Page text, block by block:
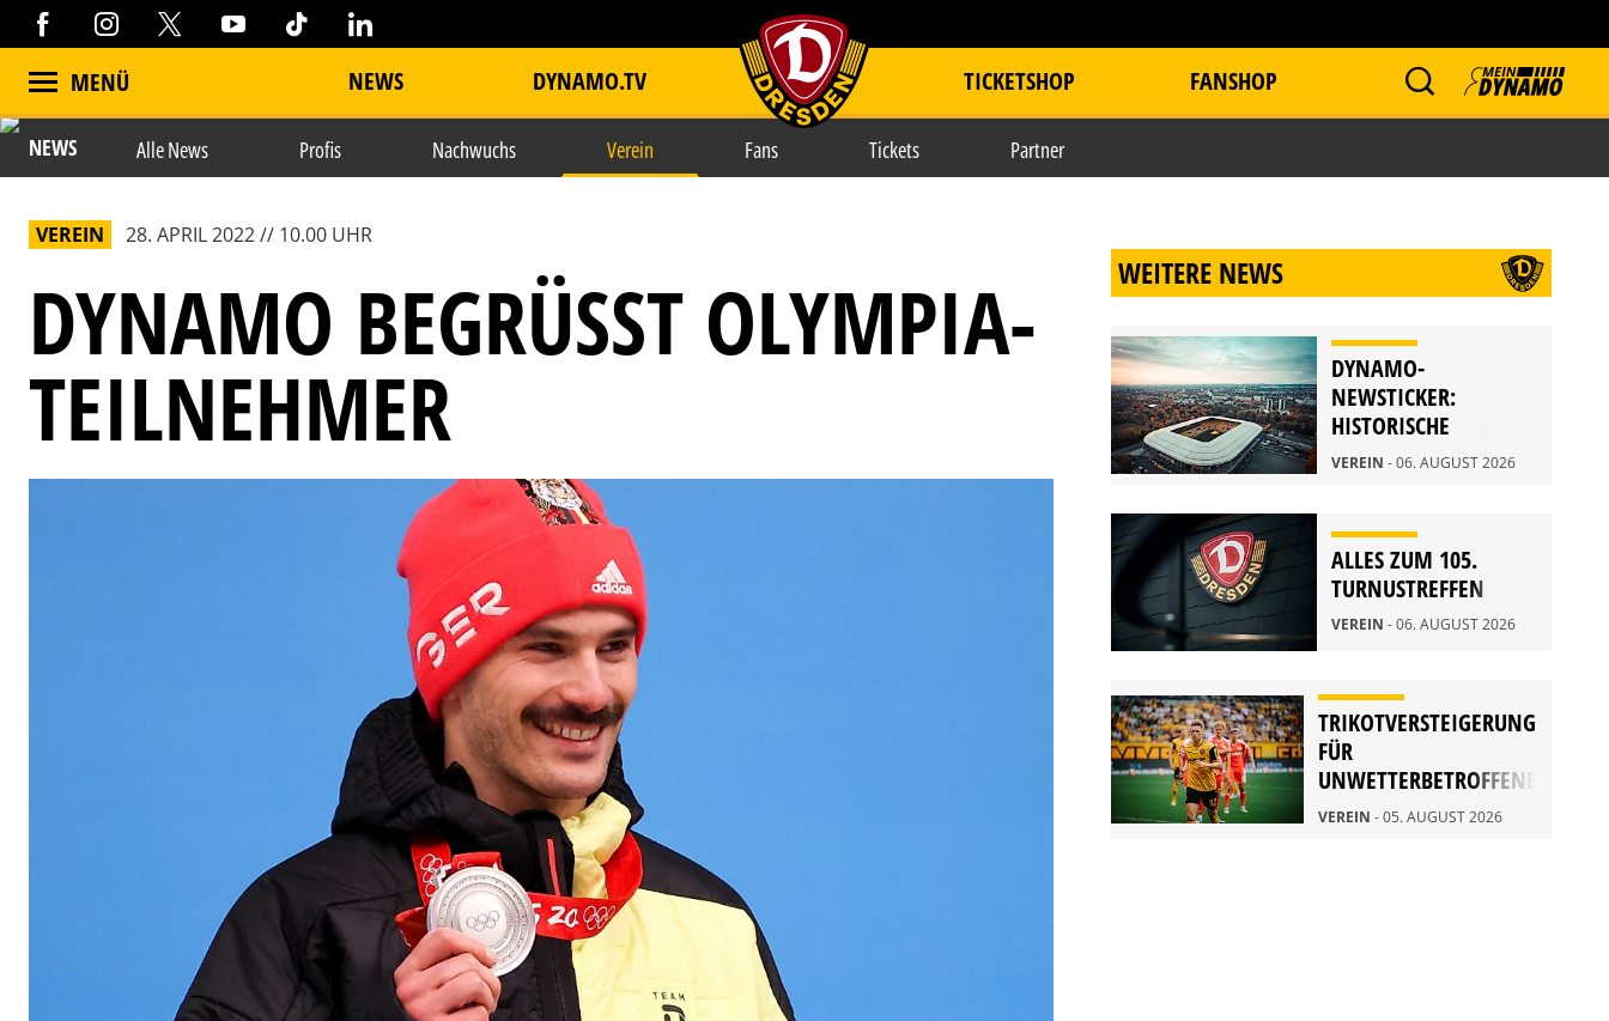
MENÜ NEWS DYNAMO.TV item.title TICKETSHOP FANSHOP
NEWS Alle News Profis Nachwuchs Verein Fans Tickets Partner
VEREIN 28. APRIL 2022 // 10.00 UHR
DYNAMO BEGRÜSST OLYMPIA-T
EILNEHMER
WEITERE NEWS
DYNAMO-
NEWSTICKER:
HISTORISCHE
STADIONFÜHRUNG
VEREIN - 06. AUGUST 2026
ALLES ZUM 105.
TURNUSTREFFEN
VEREIN - 06. AUGUST 2026
TRIKOTVERSTEIGERUNG
FÜR
UNWETTERBETROFFENE
IN RATHEN
VEREIN - 05. AUGUST 2026